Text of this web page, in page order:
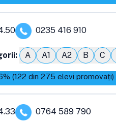
0235 416 910
A A1 A2 B C
% (122 din 275 elevi promovați)
0764 589 790